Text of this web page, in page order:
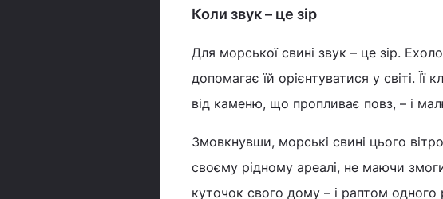
Коли звук – це зір
Для морської свині звук – це зір.
допомагає їй орієнтуватися у світі.
від каменю, що пропливає повз, – і
Змовкнувши, морські свині цього
своєму рідному ареалі, не маючи
куточок свого дому – і раптом